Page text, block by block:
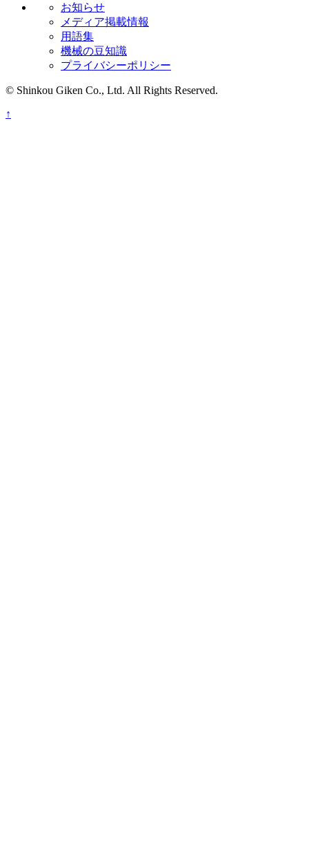
お知らせ
メディア掲載情報
用語集
機械の豆知識
プライバシーポリシー
© Shinkou Giken Co., Ltd. All Rights Reserved.
↑